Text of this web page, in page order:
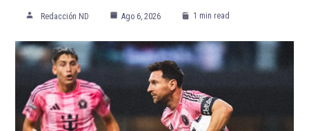
Redacción ND Ago 6, 2026 1 min read